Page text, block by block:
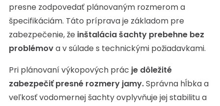
presne zodpovedať plánovaným rozmerom a
špecifikáciám. Táto príprava je základom pre
zabezpečenie, že inštalácia šachty prebehne bez
problémova v súlade s technickými požiadavkami.
Pri plánovaní výkopových prác je dôležité
zabezpečiť presné rozmery jamy.Správna hĺbka a
veľkosť vodomernej šachty ovplyvňuje jej stabilitu a